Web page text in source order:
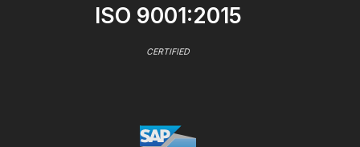
ISO 9001:2015
CERTIFIED